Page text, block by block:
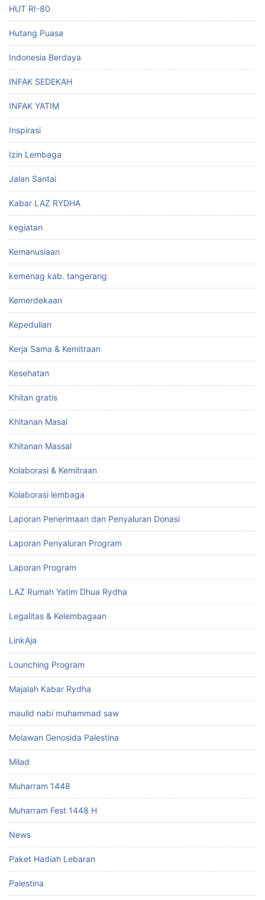
HUT RI-80
Hutang Puasa
Indonesia Berdaya
INFAK SEDEKAH
INFAK YATIM
Inspirasi
Izin Lembaga
Jalan Santai
Kabar LAZ RYDHA
kegiatan
Kemanusiaan
kemenag kab. tangerang
Kemerdekaan
Kepedulian
Kerja Sama & Kemitraan
Kesehatan
Khitan gratis
Khitanan Masal
Khitanan Massal
Kolaborasi & Kemitraan
Kolaborasi lembaga
Laporan Penerimaan dan Penyaluran Donasi
Laporan Penyaluran Program
Laporan Program
LAZ Rumah Yatim Dhua Rydha
Legalitas & Kelembagaan
LinkAja
Lounching Program
Majalah Kabar Rydha
maulid nabi muhammad saw
Melawan Genosida Palestina
Milad
Muharram 1448
Muharram Fest 1448 H
News
Paket Hadiah Lebaran
Palestina